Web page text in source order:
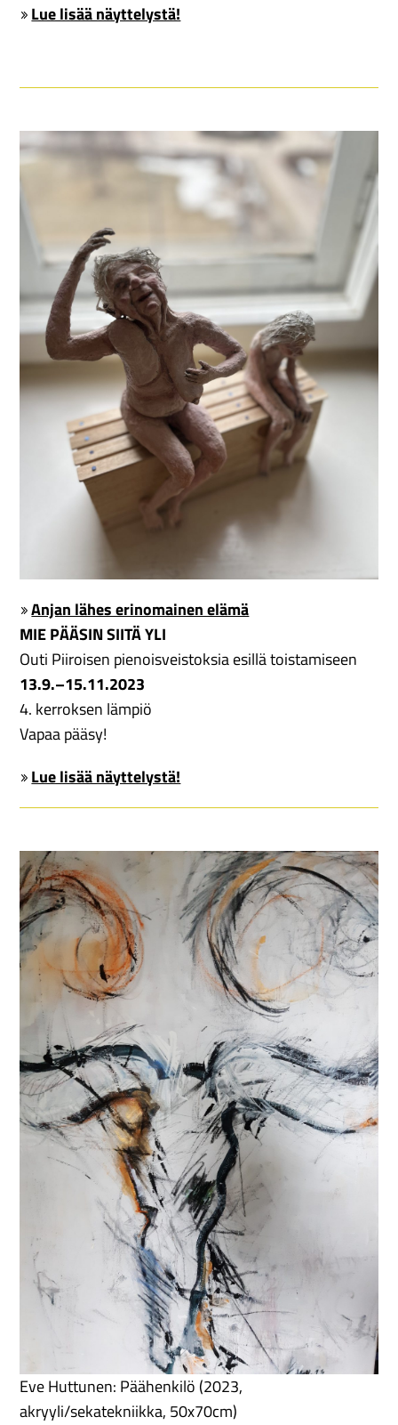
Lue lisää näyttelystä!
Anjan lähes erinomainen elämä
MIE PÄÄSIN SIITÄ YLI
Outi Piiroisen pienoisveistoksia esillä toistamiseen
13.9.–15.11.2023
4. kerroksen lämpiö
Vapaa pääsy!
Lue lisää näyttelystä!
Eve Huttunen: Päähenkilö (2023,
akryyli/sekatekniikka, 50x70cm)